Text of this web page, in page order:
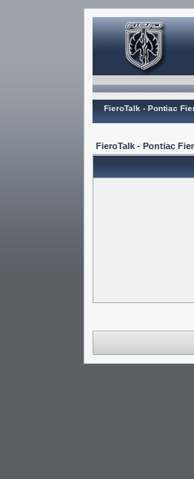
FieroTalk - Pontiac
FieroTalk - Pontiac